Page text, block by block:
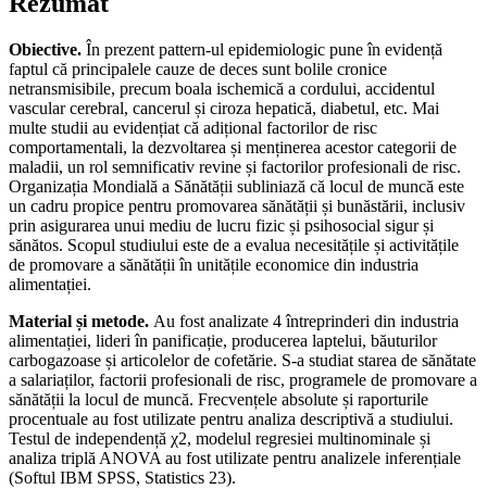
Obiective. În prezent pattern-ul epidemiologic pune în evidență
faptul că principalele cauze de deces sunt bolile cronice
netransmisibile, precum boala ischemică a cordului, accidentul
vascular cerebral, cancerul și ciroza hepatică, diabetul, etc. Mai
multe studii au evidențiat că adițional factorilor de risc
comportamentali, la dezvoltarea și menținerea acestor categorii de
maladii, un rol semnificativ revine și factorilor profesionali de risc.
Organizația Mondială a Sănătății subliniază că locul de muncă este
un cadru propice pentru promovarea sănătății și bunăstării, inclusiv
prin asigurarea unui mediu de lucru fizic și psihosocial sigur și
sănătos. Scopul studiului este de a evalua necesitățile și activitățile
de promovare a sănătății în unitățile economice din industria
alimentației.
Material și metode. Au fost analizate 4 întreprinderi din industria
alimentației, lideri în panificație, producerea laptelui, băuturilor
carbogazoase și articolelor de cofetărie. S-a studiat starea de sănătate
a salariaților, factorii profesionali de risc, programele de promovare a
sănătății la locul de muncă. Frecvențele absolute și raporturile
procentuale au fost utilizate pentru analiza descriptivă a studiului.
Testul de independență χ2, modelul regresiei multinominale și
analiza triplă ANOVA au fost utilizate pentru analizele inferențiale
(Softul IBM SPSS, Statistics 23).